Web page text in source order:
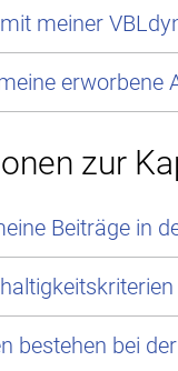
meiner
erworbene
zur
Beiträge in
bestehen bei